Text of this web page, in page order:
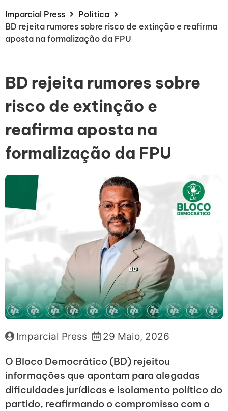
Imparcial Press
Política
BD rejeita rumores sobre risco de extinção e reafirma
aposta na formalização da FPU
BD rejeita rumores sobre
risco de extinção e
reafirma aposta na
formalização da FPU
Imparcial Press 29 Maio, 2026
O Bloco Democrático (BD) rejeitou
informações que apontam para alegadas
dificuldades jurídicas e isolamento político do
partido, reafirmando o compromisso com o